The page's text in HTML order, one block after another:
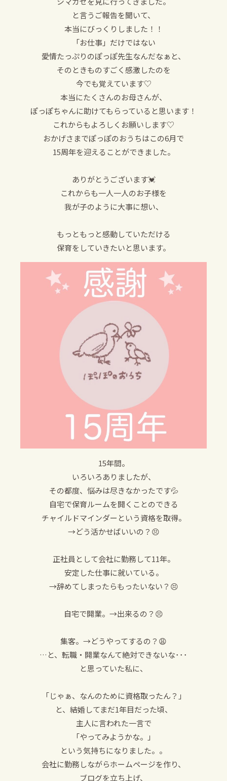
と言うご報告を聞いて、
本当にびっくりしました！！
「お仕事」だけではない
愛情たっぷりのぽっぽ先生なんだなぁと、
そのときものすごく感激したのを
今でも覚えています♡
本当にたくさんのお母さんが、
ぽっぽちゃんに助けてもらっていると思います！
これからもよろしくお願いします♡
おかげさまでぽっぽのおうちはこの6月で
15周年を迎えることができました。
ありがとうございます💓
これからも一人一人のお子様を
我が子のように大事に想い、
もっともっと感動していただける
保育をしていきたいと思います。
15年間。
いろいろありましたが、
その都度、悩みは尽きなかったです💦
自宅で保育ルームを開くことのできる
チャイルドマインダーという資格を取得。
→どう活かせばいいの？😣
正社員として会社に勤務して11年。
安定した仕事に就いている。
→辞めてしまったらもったいない？😣
自宅で開業。→出来るの？😣
集客。→どうやってするの？😩
…と、転職・開業なんて絶対できないな･･･
と思っていた私に、
「じゃぁ、なんのために資格取ったん？」
と、結婚してまだ1年目だった頃、
主人に言われた一言で
「やってみようかな。」
という気持ちになりました。。
会社に勤務しながらホームページを作り、
ブログを立ち上げ、